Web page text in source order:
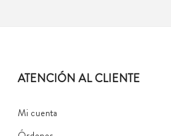
ATENCIÓN AL CLIENTE
Mi cuenta